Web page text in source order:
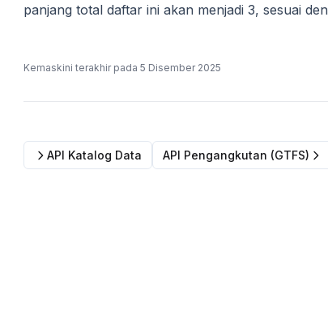
panjang total daftar ini akan menjadi 3, sesuai
Kemaskini terakhir pada 5 Disember 2025
API Katalog Data API Pengangkutan (GTFS)